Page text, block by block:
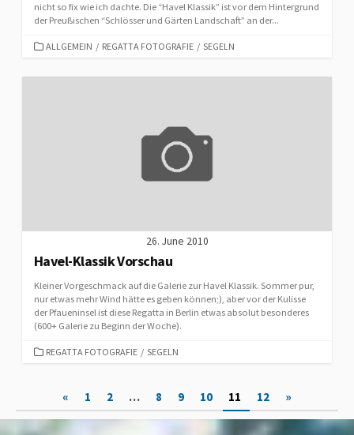
nicht so fix wie ich dachte. Die “Havel Klassik” ist vor dem Hintergrund
der Preußischen “Schlösser und Gärten Landschaft” an der...
CATEGORIES
ALLGEMEIN / REGATTA FOTOGRAFIE / SEGELN
26. June 2010
Havel-Klassik Vorschau
Kleiner Vorgeschmack auf die Galerie zur Havel Klassik. Sommer pur,
nur etwas mehr Wind hätte es geben können;), aber vor der Kulisse
der Pfaueninsel ist diese Regatta in Berlin etwas absolut besonderes
(600+ Galerie zu Beginn der Woche).
CATEGORIES
REGATTA FOTOGRAFIE / SEGELN
pagination
« 1 2 … 8 9 10 11 12 »